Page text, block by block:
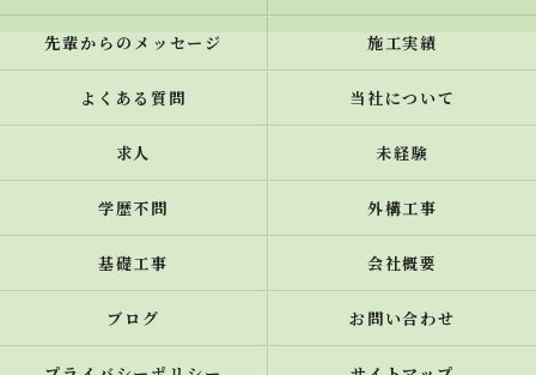
先輩からのメッセージ 施工実績
よくある質問 当社について
求人 未経験
学歴不問 外構工事
基礎工事 会社概要
ブログ お問い合わせ